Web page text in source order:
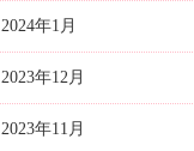
2024年1月
2023年12月
2023年11月